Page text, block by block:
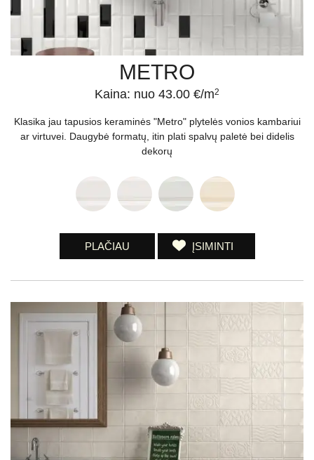
METRO
Kaina: nuo 43.00 €/m2
Klasika jau tapusios keraminės "Metro" plytelės vonios kambariui
ar virtuvei. Daugybė formatų, itin plati spalvų paletė bei didelis
dekorų
PLAČIAU ĮSIMINTI